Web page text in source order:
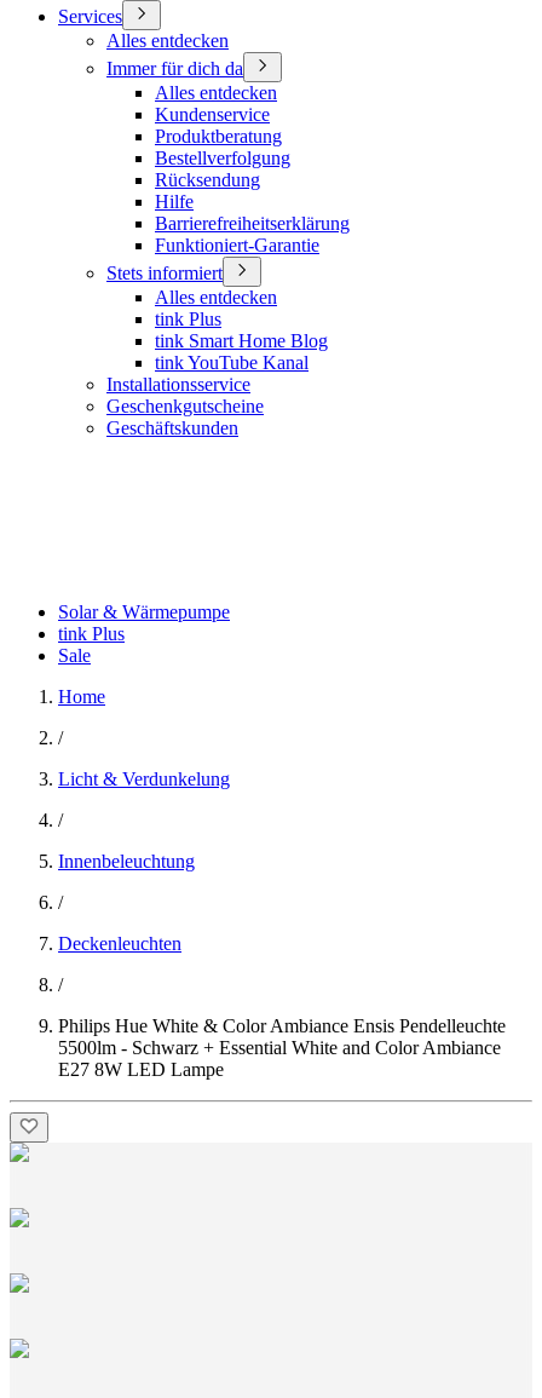
Services
Alles entdecken
Immer für dich da
Alles entdecken
Kundenservice
Produktberatung
Bestellverfolgung
Rücksendung
Hilfe
Barrierefreiheitserklärung
Funktioniert-Garantie
Stets informiert
Alles entdecken
tink Plus
tink Smart Home Blog
tink YouTube Kanal
Installationsservice
Geschenkgutscheine
Geschäftskunden
Solar & Wärmepumpe
tink Plus
Sale
Home
/
Licht & Verdunkelung
/
Innenbeleuchtung
/
Deckenleuchten
/
Philips Hue White & Color Ambiance Ensis Pendelleuchte
5500lm - Schwarz + Essential White and Color Ambiance
E27 8W LED Lampe